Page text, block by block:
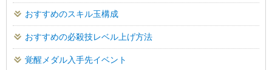
おすすめのスキル玉構成
おすすめの必殺技レベル上げ方法
覚醒メダル入手先イベント